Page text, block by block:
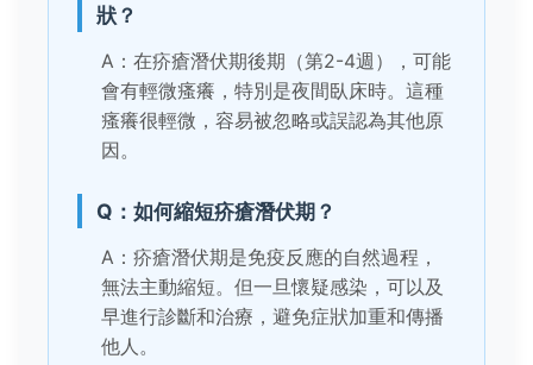
狀？
A：在疥瘡潛伏期後期（第2-4週），可能
會有輕微瘙癢，特別是夜間臥床時。這種
瘙癢很輕微，容易被忽略或誤認為其他原
因。
Q：如何縮短疥瘡潛伏期？
A：疥瘡潛伏期是免疫反應的自然過程，
無法主動縮短。但一旦懷疑感染，可以及
早進行診斷和治療，避免症狀加重和傳播
他人。